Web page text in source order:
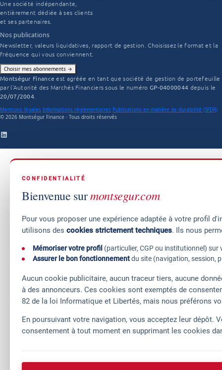
Une société indépendante,
entièrement dédiée à ses clients
et ses partenaires.
Nos publications
Newsletter, valeurs liquidatives, rapport de gestion. Choisissez le format et la
fréquence qui vous conviennent.
Choisir mes abonnements →
Montségur Finance est agréée en tant que société de gestion de portefeuille
par l'Autorité des Marchés Financiers sous le numéro GP-04000044 depuis le
20/07/2004
Mentions légales Informations réglementaires Publications en matière de durabilité (SFDR)
© 2026 Montségur Finance · Tous droits réservés
CONFIDENTIALITÉ
Bienvenue surmontsegur.com
Pour vous proposer une expérience adaptée à votre profil
utilisons des cookies strictement techniques. Ils nous
Mémoriser votre profil (particulier, CGP ou institutionnel) sur
Assurer le bon fonctionnementdu site (navigation, session,
Aucun cookie publicitaire, aucun traceur tiers, aucune
à des annonceurs. Ces cookies sont exemptés de
82 de la loi Informatique et Libertés, mais nous préférons
En poursuivant votre navigation, vous acceptez leur dépôt.
consentement à tout moment en supprimant les cookies